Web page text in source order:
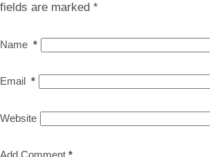
fields are marked *
Name *
Email *
Website